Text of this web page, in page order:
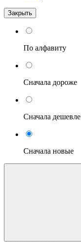
Закрыть
По алфавиту
Сначала дороже
Сначала дешевле
Сначала новые